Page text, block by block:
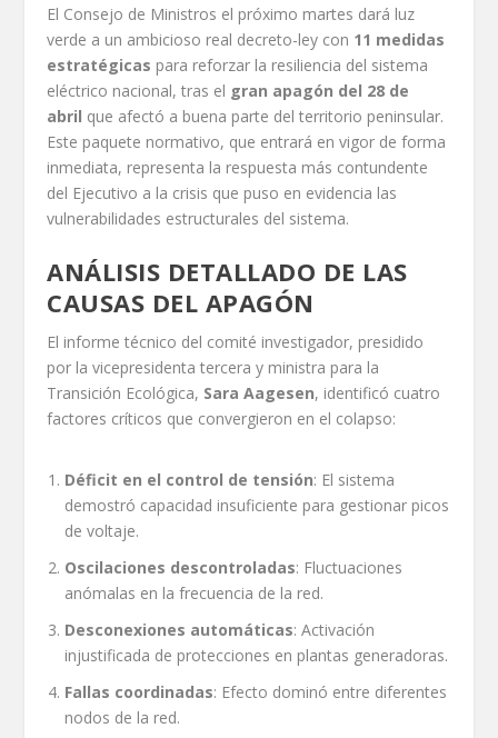
El Consejo de Ministros el próximo martes dará luz
verde a un ambicioso real decreto-ley con 11 medidas
estratégicas para reforzar la resiliencia del sistema
eléctrico nacional, tras el gran apagón del 28 de
abril que afectó a buena parte del territorio peninsular.
Este paquete normativo, que entrará en vigor de forma
inmediata, representa la respuesta más contundente
del Ejecutivo a la crisis que puso en evidencia las
vulnerabilidades estructurales del sistema.
ANÁLISIS DETALLADO DE LAS
CAUSAS DEL APAGÓN
El informe técnico del comité investigador, presidido
por la vicepresidenta tercera y ministra para la
Transición Ecológica, Sara Aagesen, identificó cuatro
factores críticos que convergieron en el colapso:
Déficit en el control de tensión: El sistema
demostró capacidad insuficiente para gestionar picos
de voltaje.
Oscilaciones descontroladas: Fluctuaciones
anómalas en la frecuencia de la red.
Desconexiones automáticas: Activación
injustificada de protecciones en plantas generadoras.
Fallas coordinadas: Efecto dominó entre diferentes
nodos de la red.